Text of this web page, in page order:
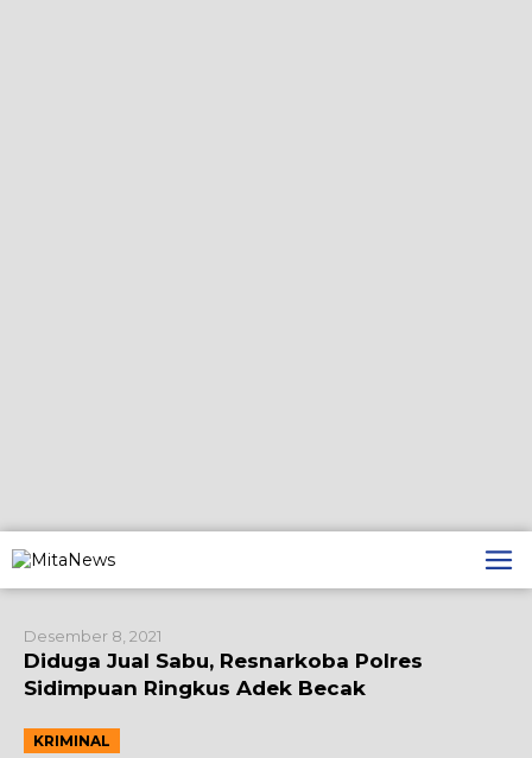
ke
konten
Desember 8, 2021
Diduga Jual Sabu, Resnarkoba Polres
Sidimpuan Ringkus Adek Becak
KRIMINAL